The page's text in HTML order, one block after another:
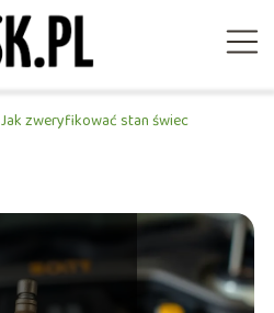
Jak zweryfikować stan świec